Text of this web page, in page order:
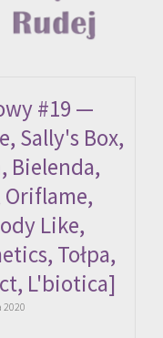
#19 —
Sally's Box,
Bielenda,
Oriflame,
Like,
Tołpa,
L'biotica]
2020